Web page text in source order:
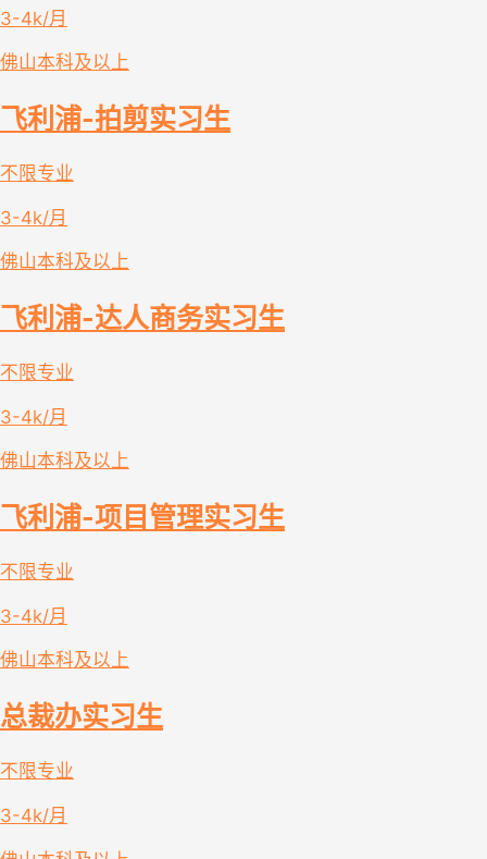
3-4k/月
佛山本科及以上
飞利浦-拍剪实习生
不限专业
3-4k/月
佛山本科及以上
飞利浦-达人商务实习生
不限专业
3-4k/月
佛山本科及以上
飞利浦-项目管理实习生
不限专业
3-4k/月
佛山本科及以上
总裁办实习生
不限专业
3-4k/月